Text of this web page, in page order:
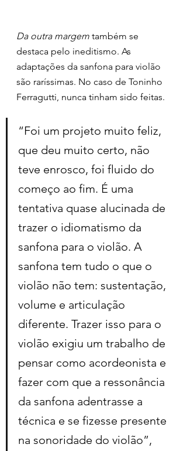
Da outra margem também se
destaca pelo ineditismo. As
adaptações da sanfona para violão
são raríssimas. No caso de Toninho
Ferragutti, nunca tinham sido feitas.
“Foi um projeto muito feliz,
que deu muito certo, não
teve enrosco, foi fluido do
começo ao fim. É uma
tentativa quase alucinada de
trazer o idiomatismo da
sanfona para o violão. A
sanfona tem tudo o que o
violão não tem: sustentação,
volume e articulação
diferente. Trazer isso para o
violão exigiu um trabalho de
pensar como acordeonista e
fazer com que a ressonância
da sanfona adentrasse a
técnica e se fizesse presente
na sonoridade do violão”,